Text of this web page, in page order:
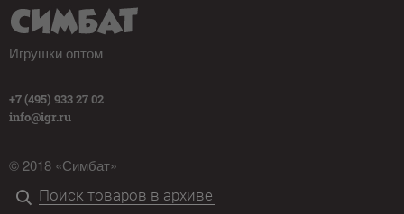
Игрушки оптом
+7 (495) 933 27 02
info@igr.ru
© 2018 «Симбат»